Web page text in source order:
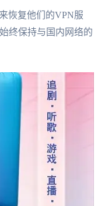
恢复他们的VPN服
终保持与国内网络的